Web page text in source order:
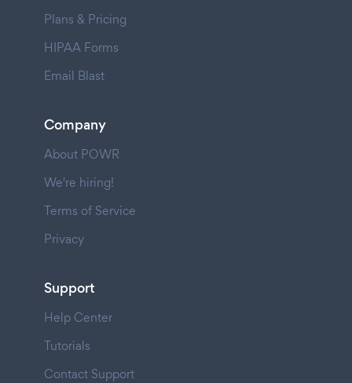
Plans & Pricing
HIPAA Forms
Email Blast
Company
About POWR
We're hiring!
Terms of Service
Privacy
Support
Help Center
Tutorials
Contact Support